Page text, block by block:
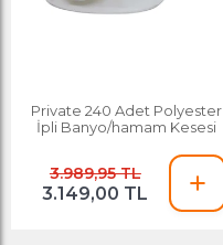
Private 240 Adet Polyester
İpli Banyo/hamam Kesesi
3.989,95 TL
3.149,00 TL